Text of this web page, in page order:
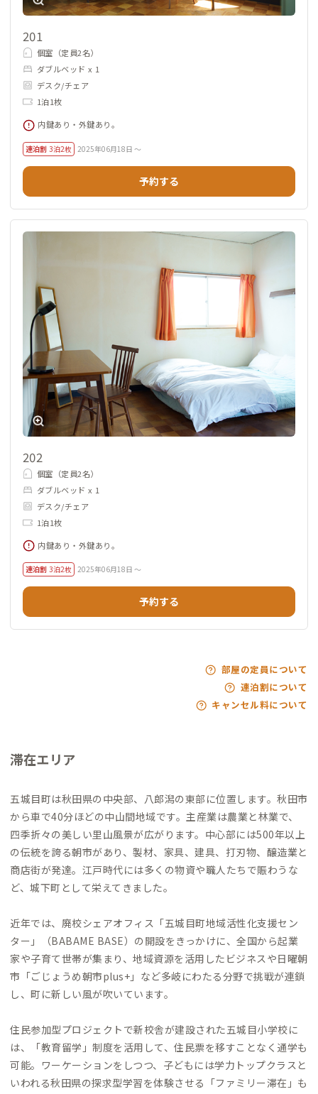
201
個室（定員2名）
ダブルベッド x 1
デスク/チェア
1泊1枚
内鍵あり・外鍵あり。
連泊割 3泊2枚 2025年06月18日 ～
予約する
202
個室（定員2名）
ダブルベッド x 1
デスク/チェア
1泊1枚
内鍵あり・外鍵あり。
連泊割 3泊2枚 2025年06月18日 ～
予約する
部屋の定員について
連泊割について
キャンセル料について
滞在エリア
五城目町は秋田県の中央部、八郎潟の東部に位置します。秋田市
から車で40分ほどの中山間地域です。主産業は農業と林業で、
四季折々の美しい里山風景が広がります。中心部には500年以上
の伝統を誇る朝市があり、製材、家具、建具、打刃物、醸造業と
商店街が発達。江戸時代には多くの物資や職人たちで賑わうな
ど、城下町として栄えてきました。
近年では、廃校シェアオフィス「五城目町地域活性化支援セン
ター」（BABAME BASE）の開設をきっかけに、全国から起業
家や子育て世帯が集まり、地域資源を活用したビジネスや日曜朝
市「ごじょうめ朝市plus+」など多岐にわたる分野で挑戦が連鎖
し、町に新しい風が吹いています。
住民参加型プロジェクトで新校舎が建設された五城目小学校に
は、「教育留学」制度を活用して、住民票を移すことなく通学も
可能。ワーケーションをしつつ、子どもには学力トップクラスと
いわれる秋田県の探求型学習を体験させる「ファミリー滞在」も